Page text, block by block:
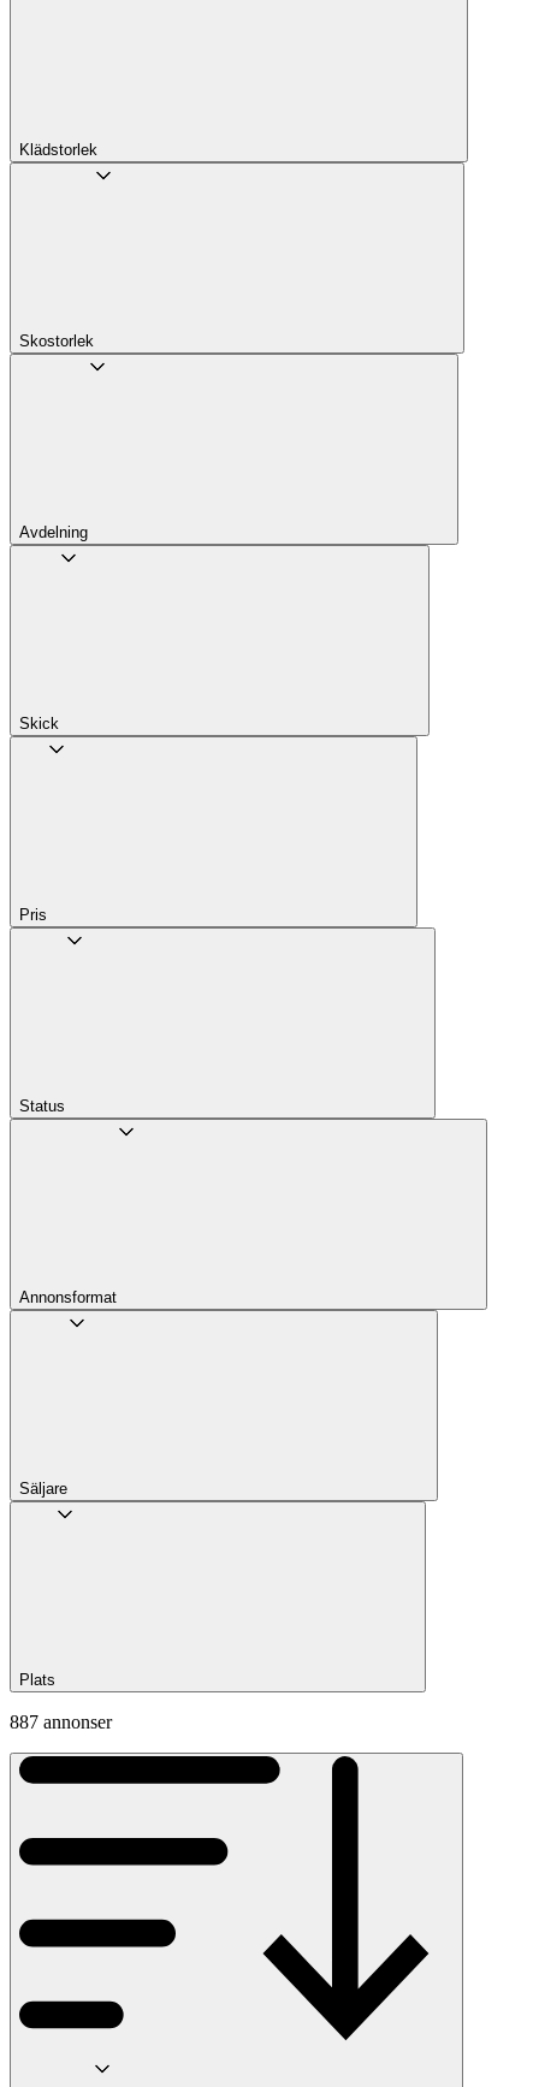
Klädstorlek
Skostorlek
Avdelning
Skick
Pris
Status
Annons­format
Säljare
Plats
887 annonser